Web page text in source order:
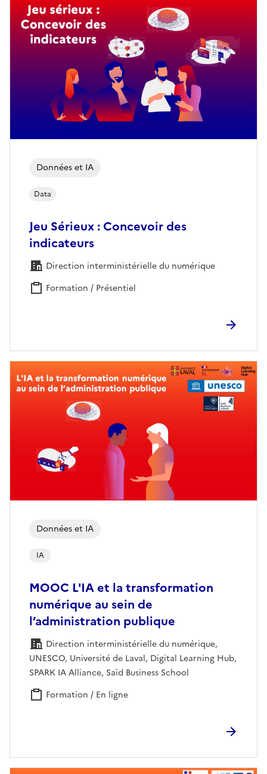
Données et IA
Data
Jeu Sérieux : Concevoir des
indicateurs
Direction interministérielle du numérique
Formation / Présentiel
Données et IA
IA
MOOC L'IA et la transformation
numérique au sein de
l’administration publique
Direction interministérielle du numérique,
UNESCO, Université de Laval, Digital Learning Hub,
SPARK IA Alliance, Saïd Business School
Formation / En ligne